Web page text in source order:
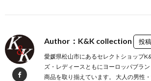
Author：K&K collection 投
愛媛県松山市にあるセレクトショップ
ズ・レディースともにヨーロッパブラ
商品を取り揃えています。 大人の男性